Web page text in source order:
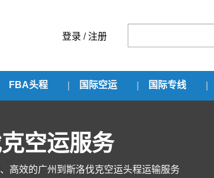
登录 /注册
FBA头程 国际空运 国际专线
空运服务
高效的广州到斯洛伐克空运头程运输服务